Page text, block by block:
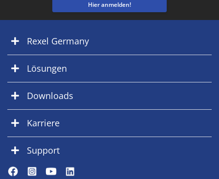
Hier anmelden!
Rexel Germany
Lösungen
Downloads
Karriere
Support